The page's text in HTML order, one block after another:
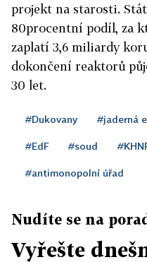
projekt na starosti.
80procentní podíl, za
zaplatí 3,6 miliardy
dokončení reaktorů
30 let.
#Dukovany #jaderná
#EdF #soud
#antimonopolní úřad
Nudíte se na
Vyřešte